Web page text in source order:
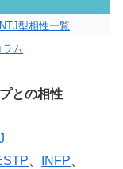
型相性一覧
ラム
との相性
INFP